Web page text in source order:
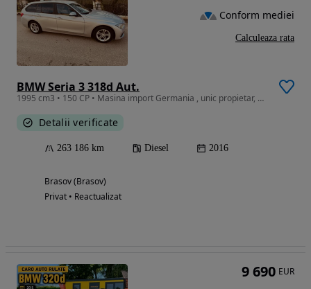
BMW Seria 3 318d Aut.
1995 cm3 • 150 CP • Masina import Germania , unic propietar, perfect functionala .
Detalii verificate
263 186 km Diesel 2016
Brasov (Brasov)
Privat • Reactualizat
Conform mediei
Calculeaza rata
9 690 EUR